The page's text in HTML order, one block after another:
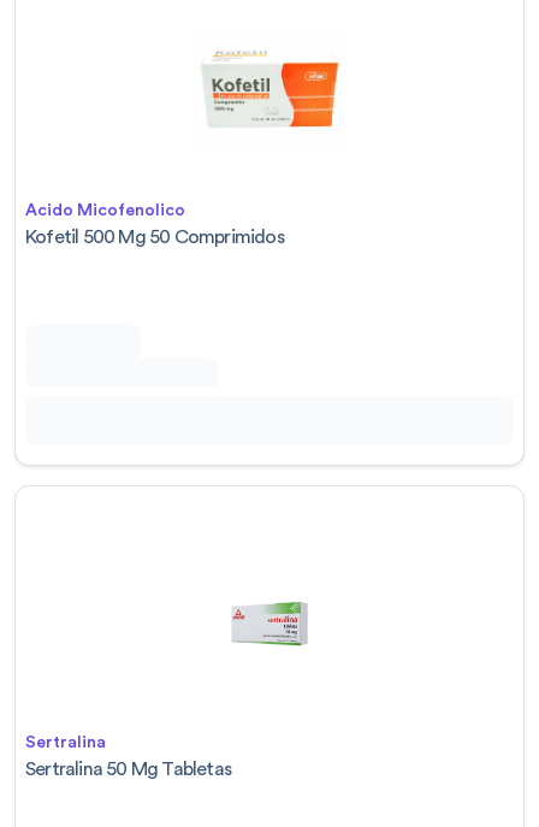
Acido Micofenolico
Kofetil 500 Mg 50 Comprimidos
Sertralina
Sertralina 50 Mg Tabletas